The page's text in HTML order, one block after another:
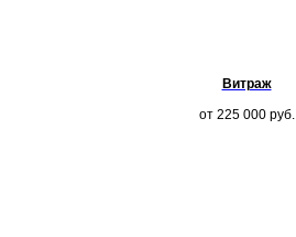
Витраж
от 225 000 руб.